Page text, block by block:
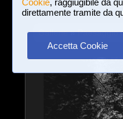
Cookie, raggiugibile da
direttamente tramite da
Accetta Cookie
Gallerie»Paesaggio